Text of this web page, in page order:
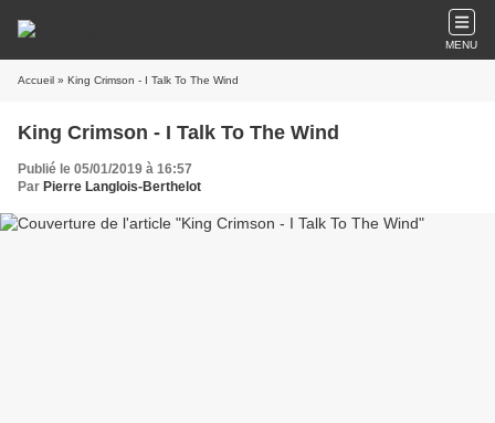
MENU
Accueil » King Crimson - I Talk To The Wind
King Crimson - I Talk To The Wind
Publié le 05/01/2019 à 16:57
Par Pierre Langlois-Berthelot